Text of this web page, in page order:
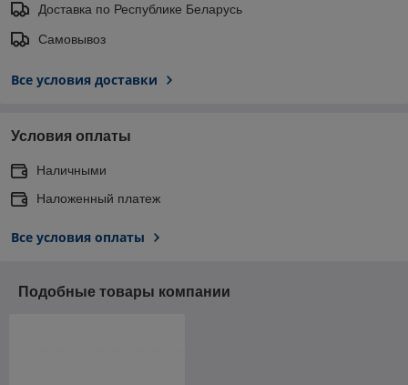
Доставка по Республике Беларусь
Самовывоз
Все условия доставки
Условия оплаты
Наличными
Наложенный платеж
Все условия оплаты
Подобные товары компании